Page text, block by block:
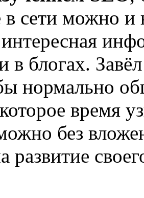
в сети можно и
в блогах.
нормально
время
без
развитие